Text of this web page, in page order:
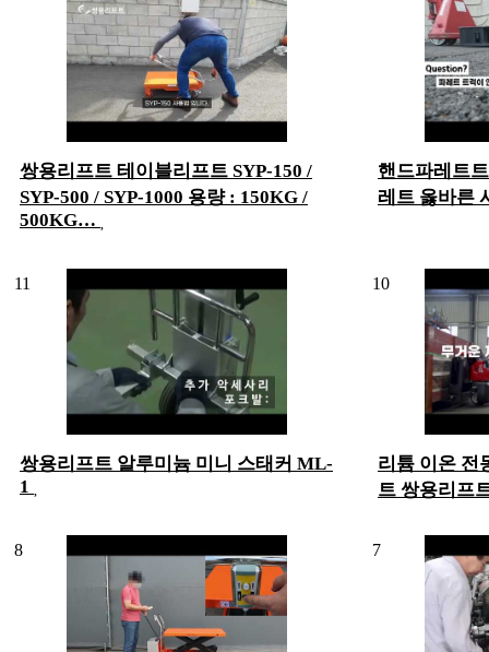
쌍용리프트 테이블리프트 SYP-150 /
SYP-500 / SYP-1000 용량 : 150KG /
500KG…
핸드파레트
레트 옳바른
11
쌍용리프트 알루미늄 미니 스태커 ML-
1
10
리튬 이온 전
트 쌍용리프
8 7